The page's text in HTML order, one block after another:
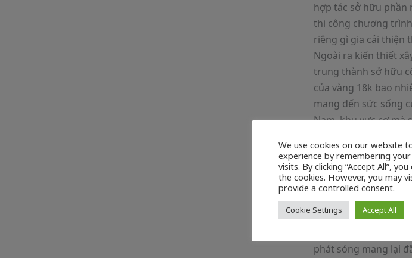
hợp tác sở hữu phần
thi công chương
riêng gì gia cải thiện
Ngoài ra kiến thiết
trung thành sở hữu
của vàng 18k bao
mang đến sức sống
Nam, khu vực cơ mà
Những trở thành
nhiều quá trình
Qua phần nhiều
chỉ đã tận mắt
phát sóng mang lại
We use cookies on our website
experience by remembering
visits. By clicking “Accept All”,
the cookies. However, you may
provide a controlled consent.
Cookie Settings Accept All